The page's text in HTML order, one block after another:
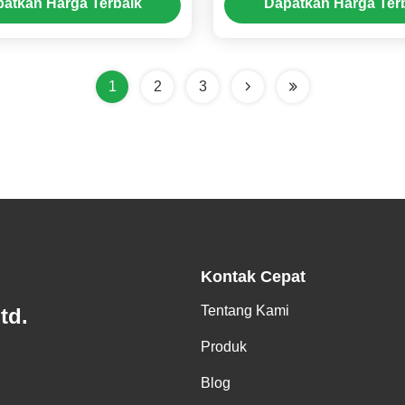
Harga Terbaik
AGM GEL
Dapatkan Harga
1 2 3
Kontak Cepat
Tentang Kami
Produk
Blog